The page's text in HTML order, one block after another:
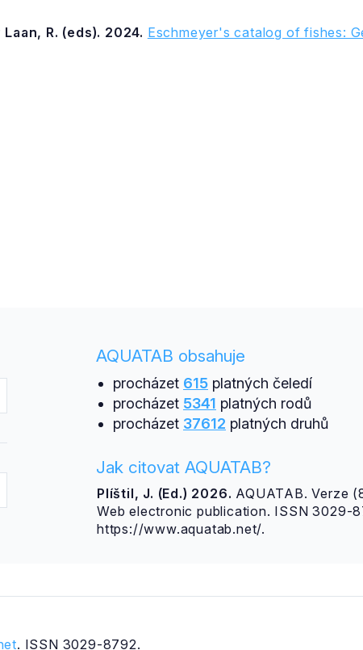
R. (eds). 2024. Eschmeyer's catalog of fishes:
AQUATAB obsahuje
procházet 615platných čeledí
procházet 5341 platných rodů
procházet 37612 platných druhů
Jak citovat AQUATAB?
Plíštil, J. (Ed.) 2026. AQUATAB. Verze
Web electronic publication. ISSN 3029-
https://www.aquatab.net/.
. ISSN 3029-8792.